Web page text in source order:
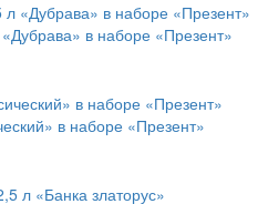
в наборе «Презент»
в наборе «Презент»